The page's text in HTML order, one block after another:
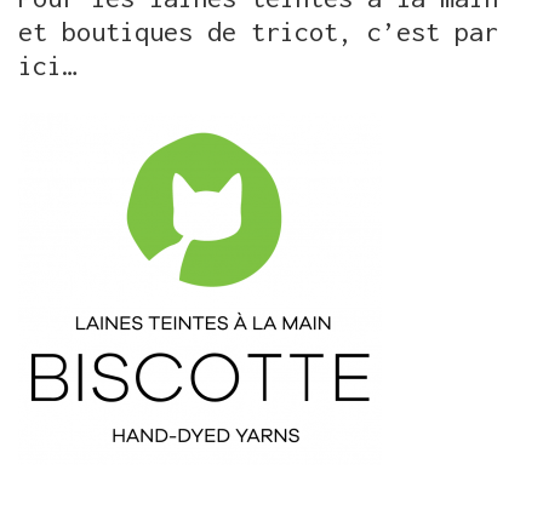
et boutiques de tricot, c’est par
ici…